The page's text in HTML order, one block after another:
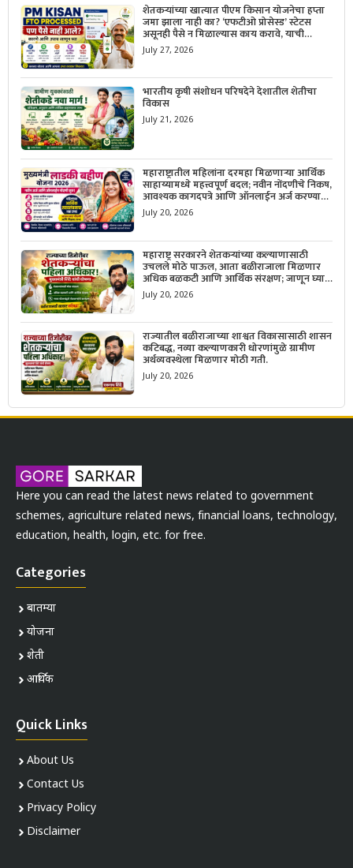
शेतकऱ्यांच्या खात्यात पीएम किसान योजनेचा हप्ता
जमा झाला नाही का? ‘एफटीओ प्रोसेस्ड’ स्टेटस
असूनही पैसे न मिळाल्यास काय करावे, याची
सविस्तर माहिती जाणून घ्या.
July 27, 2026
भारतीय कृषी संशोधन परिषदेने देशातील शेतीचा
विकास
July 21, 2026
महाराष्ट्रातील महिलांना दरमहा मिळणाऱ्या आर्थिक
साहाय्यामध्ये महत्त्वपूर्ण बदल; नवीन नोंदणीचे निकष,
आवश्यक कागदपत्रे आणि ऑनलाईन अर्ज करण्याची
सोपी प्रक्रिया जाणून घ्या.
July 20, 2026
महाराष्ट्र सरकारने शेतकऱ्यांच्या कल्याणासाठी
उचलले मोठे पाऊल, आता बळीराजाला मिळणार
अधिक बळकटी आणि आर्थिक संरक्षण; जाणून घ्या
सरकारचा नवा संकल्प.
July 20, 2026
राज्यातील बळीराजाच्या शाश्वत विकासासाठी शासन
कटिबद्ध, नव्या कल्याणकारी धोरणांमुळे ग्रामीण
अर्थव्यवस्थेला मिळणार मोठी गती.
July 20, 2026
Here you can read the latest news related to government
schemes, agriculture related news, financial loans, technology,
education, health, login, etc. for free.
Categories
बातम्या
योजना
शेती
आर्थिक
Quick Links
About Us
Contact Us
Privacy Policy
Disclaimer